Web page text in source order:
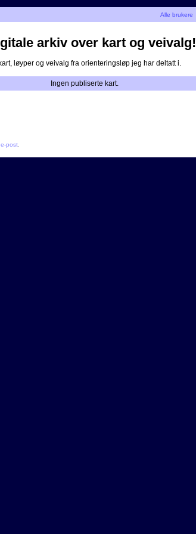
Alle brukere
arkiv over kart og veivalg!
løyper og veivalg fra orienteringsløp jeg har deltatt i.
Ingen publiserte kart.
post